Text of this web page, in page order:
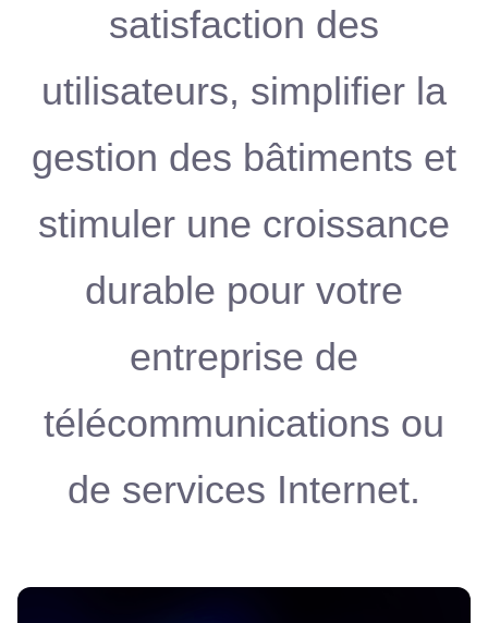
satisfaction des
utilisateurs, simplifier la
gestion des bâtiments et
stimuler une croissance
durable pour votre
entreprise de
télécommunications ou
de services Internet.